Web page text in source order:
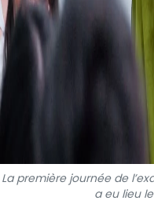
La première journée de
a eu lieu le